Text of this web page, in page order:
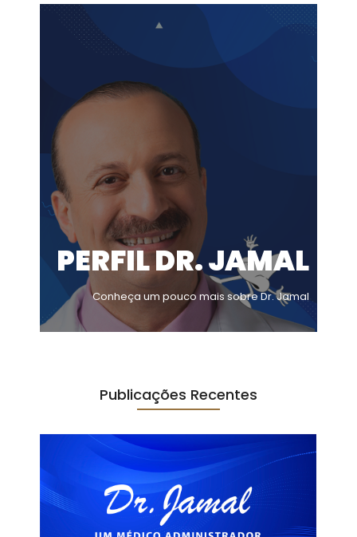
PERFIL DR. JAMAL
Conheça um pouco mais sobre Dr. Jamal
Publicações Recentes